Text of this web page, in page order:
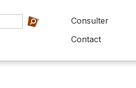
Consulter
Contact